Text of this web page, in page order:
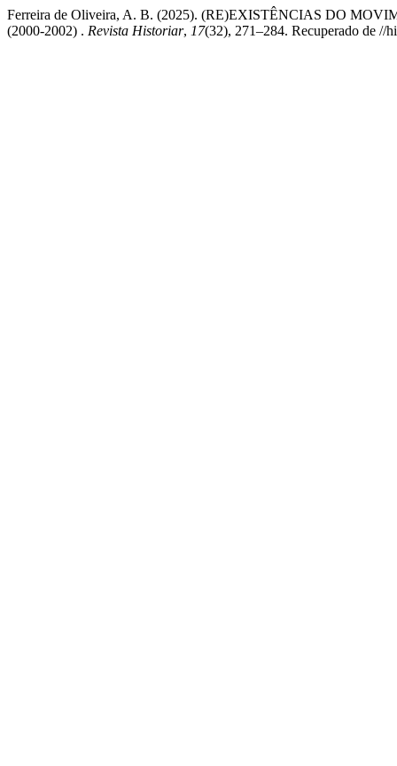
Ferreira de Oliveira, A. B. (2025). (RE)EXISTÊNCIAS DO
(2000-2002) . Revista Historiar, 17(32), 271–284. Recuperado de //